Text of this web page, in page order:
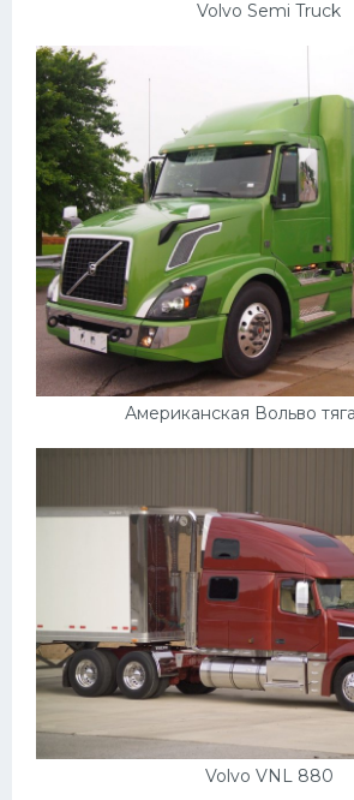
Volvo Semi Truck
Американская Вольво
Volvo VNL 880